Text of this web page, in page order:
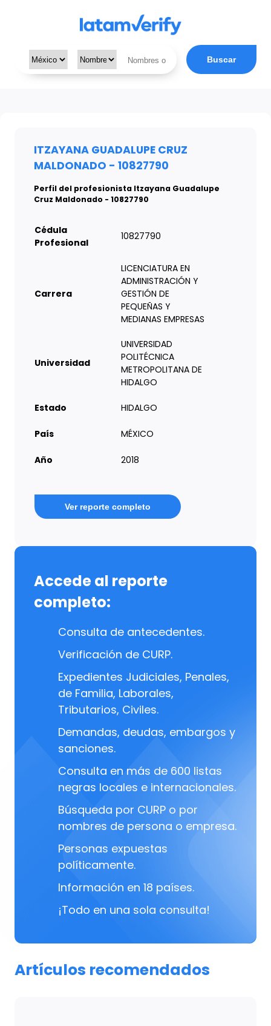
Buscar
ITZAYANA GUADALUPE CRUZ
MALDONADO - 10827790
Perfil del profesionista Itzayana Guadalupe
Cruz Maldonado - 10827790
Cédula
Profesional
10827790
Carrera
LICENCIATURA EN
ADMINISTRACIÓN Y
GESTIÓN DE
PEQUEÑAS Y
MEDIANAS EMPRESAS
Universidad
UNIVERSIDAD
POLITÉCNICA
METROPOLITANA DE
HIDALGO
Estado HIDALGO
País MÉXICO
Año 2018
Ver reporte completo
Accede al reporte
completo:
Consulta de antecedentes.
Verificación de CURP.
Expedientes Judiciales, Penales,
de Familia, Laborales,
Tributarios, Civiles.
Demandas, deudas, embargos y
sanciones.
Consulta en más de 600 listas
negras locales e internacionales.
Búsqueda por CURP o por
nombres de persona o empresa.
Personas expuestas
políticamente.
Información en 18 países.
¡Todo en una sola consulta!
Artículos recomendados